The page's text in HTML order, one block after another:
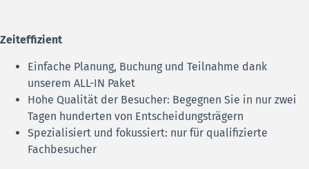
Zeiteffizient
Einfache Planung, Buchung und Teilnahme dank
unserem ALL-IN Paket
Hohe Qualität der Besucher: Begegnen Sie in nur zwei
Tagen hunderten von Entscheidungsträgern
Spezialisiert und fokussiert: nur für qualifizierte
Fachbesucher